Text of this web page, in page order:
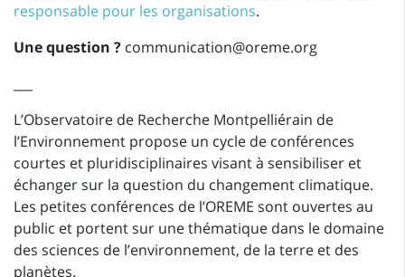
responsable pour les organisations.
Une question ? communication@oreme.org
L’Observatoire de Recherche Montpelliérain de
l’Environnement propose un cycle de conférences
courtes et pluridisciplinaires visant à sensibiliser et
échanger sur la question du changement climatique.
Les petites conférences de l’OREME sont ouvertes au
public et portent sur une thématique dans le domaine
des sciences de l’environnement, de la terre et des
planètes.